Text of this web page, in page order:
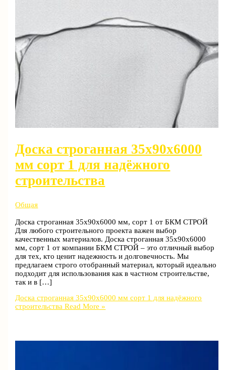
Доска строганная 35x90x6000
мм сорт 1 для надёжного
строительства
Общая
Доска строганная 35x90x6000 мм, сорт 1 от БКМ СТРОЙ
Для любого строительного проекта важен выбор
качественных материалов. Доска строганная 35x90x6000
мм, сорт 1 от компании БКМ СТРОЙ – это отличный выбор
для тех, кто ценит надежность и долговечность. Мы
предлагаем строго отобранный материал, который идеально
подходит для использования как в частном строительстве,
так и в […]
Доска строганная 35x90x6000 мм сорт 1 для надёжного
строительства Read More »